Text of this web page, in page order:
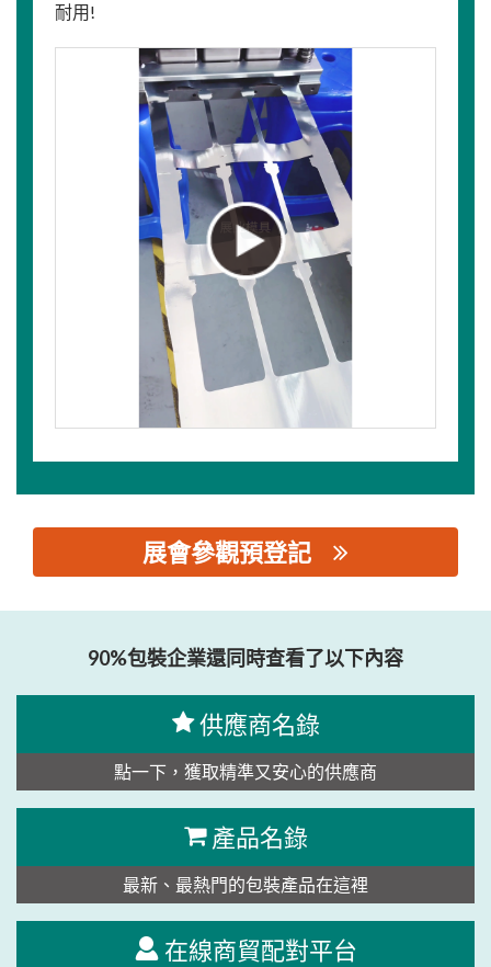
耐用!
展會參觀預登記
90%包裝企業還同時查看了以下內容
供應商名錄
點一下，獲取精準又安心的供應商
產品名錄
最新、最熱門的包裝產品在這裡
在線商貿配對平台